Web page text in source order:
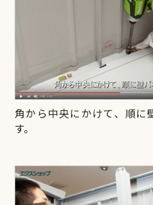
角から中央にかけて、順に
す。